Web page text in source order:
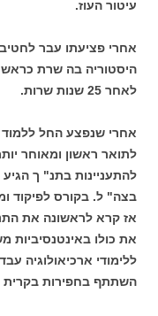
עיטור העוז.
אחרי פציעתו עבר
היסטוריה בה שרת
לאחר 25 שנות שרות.
אחרי שנפצע החל
לתואר ראשון ומאוחר
להתעניינות בתנ" ך
בצה" ל. בקורס לפיקוד
אז קרא לראשונה את
את כולו באינטנסיביות
ללימודי ארכיאולוגיה
השתתף בחפירות בקרית